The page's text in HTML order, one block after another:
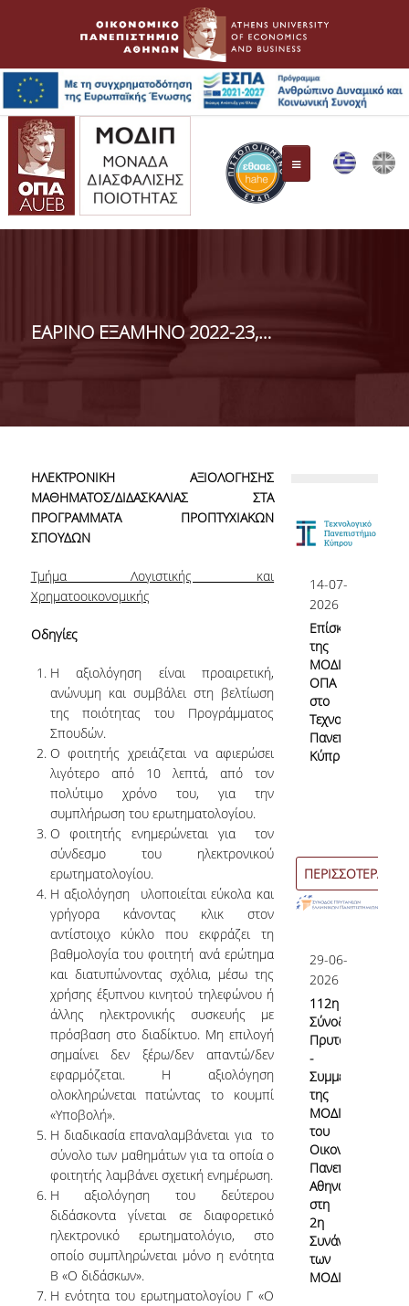
ΜΟ.ΔΙ.Π.
Όργανα Διασφάλισης Ποιότητας
Αρμοδιότητες Υπηρεσίας
Γνώρισε την ΜΟΔΙΠ
ΕΣΠΑ ΜΟΔΙΠ
ΕΣΠΑ 2020-23
ΕΣΠΑ 2007-13
Σύστημα Διασφάλισης Ποιότητας
Πολιτική Διασφάλισης Ποιότητας
Εσωτερικό Σύστημα Διασφάλισης Ποιότητας
Σκοπός & Πεδίο Εφαρμογής του ΕΣΔΠ
Δομή του ΕΣΔΠ
Εγχειρίδιο Ποιότητας
Στοχοθεσία Ποιότητας
Πληροφοριακό Σύστημα
Ερευνητικού & Διδακτικού έργου
Διαχείρισης Δεδομένων Ποιότητας
Εσωτερικών Εκθέσεων
Εσωτερική Αξιολόγηση
Από τους Φοιτητές
EAΡΙΝΟ ΕΞΑΜΗΝΟ 2022-23, ΛΟΧΡΗ
ΗΛΕΚΤΡΟΝΙΚΗ ΑΞΙΟΛΟΓΗΣΗΣ
ΜΑΘΗΜΑΤΟΣ/ΔΙΔΑΣΚΑΛΙΑΣ ΣΤΑ
ΠΡΟΓΡΑΜΜΑΤΑ ΠΡΟΠΤΥΧΙΑΚΩΝ
ΣΠΟΥΔΩΝ
Τμήμα Λογιστικής και
Χρηματοοικονομικής
Οδηγίες
Η αξιολόγηση είναι προαιρετική,
ανώνυμη και συμβάλει στη βελτίωση
της ποιότητας του Προγράμματος
Σπουδών.
Ο φοιτητής χρειάζεται να αφιερώσει
λιγότερο από 10 λεπτά, από τον
πολύτιμο χρόνο του, για την
συμπλήρωση του ερωτηματολογίου.
Ο φοιτητής ενημερώνεται για τον
σύνδεσμο του ηλεκτρονικού
ερωτηματολογίου.
Η αξιολόγηση υλοποιείται εύκολα και
γρήγορα κάνοντας κλικ στον
αντίστοιχο κύκλο που εκφράζει τη
βαθμολογία του φοιτητή ανά ερώτημα
και διατυπώνοντας σχόλια, μέσω της
χρήσης έξυπνου κινητού τηλεφώνου ή
άλλης ηλεκτρονικής συσκευής με
πρόσβαση στο διαδίκτυο. Μη επιλογή
σημαίνει δεν ξέρω/δεν απαντώ/δεν
εφαρμόζεται. Η αξιολόγηση
ολοκληρώνεται πατώντας το κουμπί
«Υποβολή».
Η διαδικασία επαναλαμβάνεται για το
σύνολο των μαθημάτων για τα οποία ο
φοιτητής λαμβάνει σχετική ενημέρωση.
Η αξιολόγηση του δεύτερου
διδάσκοντα γίνεται σε διαφορετικό
ηλεκτρονικό ερωτηματολόγιο, στο
οποίο συμπληρώνεται μόνο η ενότητα
Β «Ο διδάσκων».
Η ενότητα του ερωτηματολογίου Γ «Ο
14-07-
2026
Επίσκεψη
της
ΜΟΔΙΠ
ΟΠΑ
στο
Τεχνολογικό
Πανεπιστήμιο
Κύπρου
ΠΕΡΙΣΣΟΤΕΡΑ
29-06-
2026
112η
Σύνοδο
Πρυτάνεων
-
Συμμετοχή
της
ΜΟΔΙΠ
του
Οικονομικού
Πανεπιστημίου
Αθηνών
στη
2η
Συνάντηση
των
ΜΟΔΙΠ